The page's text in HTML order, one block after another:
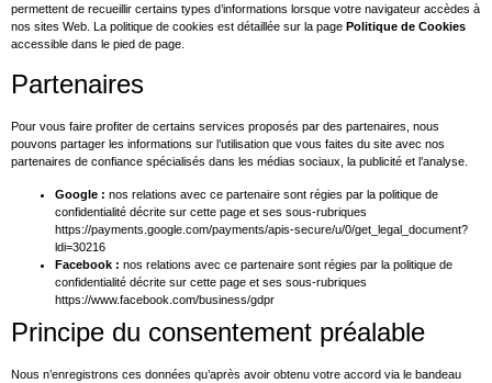
permettent de recueillir certains types d’informations lorsque votre navigateur accèdes à
nos sites Web. La politique de cookies est détaillée sur la page Politique de Cookies
accessible dans le pied de page.
Partenaires
Pour vous faire profiter de certains services proposés par des partenaires, nous
pouvons partager les informations sur l’utilisation que vous faites du site avec nos
partenaires de confiance spécialisés dans les médias sociaux, la publicité et l’analyse.
Google : nos relations avec ce partenaire sont régies par la politique de
confidentialité décrite sur cette page et ses sous-rubriques
https://payments.google.com/payments/apis-secure/u/0/get_legal_document?
ldi=30216
Facebook : nos relations avec ce partenaire sont régies par la politique de
confidentialité décrite sur cette page et ses sous-rubriques
https://www.facebook.com/business/gdpr
Principe du consentement préalable
Nous n’enregistrons ces données qu’après avoir obtenu votre accord via le bandeau